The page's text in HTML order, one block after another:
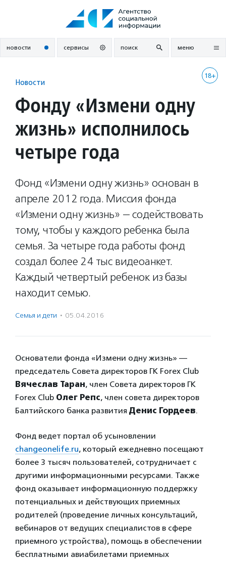
новости сервисы поиск меню
18+
Новости
Фонду «Измени одну
жизнь» исполнилось
четыре года
Фонд «Измени одну жизнь» основан в
апреле 2012 года. Миссия фонда
«Измени одну жизнь» — содействовать
тому, чтобы у каждого ребенка была
семья. За четыре года работы фонд
создал более 24 тыс видеоанкет.
Каждый четвертый ребенок из базы
находит семью.
Семья и дети · 05.04.2016
Основатели фонда «Измени одну жизнь» —
председатель Совета директоров ГК Forex Club
Вячеслав Таран, член Совета директоров ГК
Forex Club Олег Репс, член совета директоров
Балтийского банка развития Денис Гордеев.
Фонд ведет портал об усыновлении
changeonelife.ru, который ежедневно посещают
более 3 тысяч пользователей, сотрудничает с
другими информационными ресурсами. Также
фонд оказывает информационную поддержку
потенциальных и действующих приемных
родителей (проведение личных консультаций,
вебинаров от ведущих специалистов в сфере
приемного устройства), помощь в обеспечении
бесплатными авиабилетами приемных